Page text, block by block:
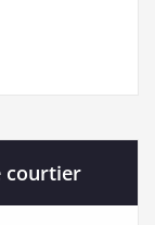
courtier